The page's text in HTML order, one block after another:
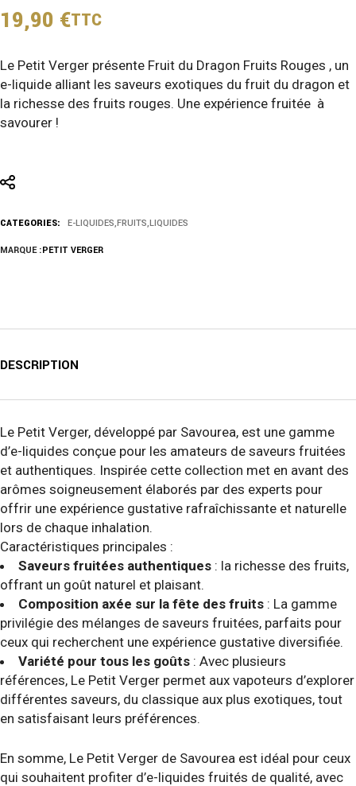
19,90 €TTC
Le Petit Verger présente Fruit du Dragon Fruits Rouges , un
e-liquide alliant les saveurs exotiques du fruit du dragon et
la richesse des fruits rouges. Une expérience fruitée à
savourer !
CATEGORIES: E-LIQUIDES, FRUITS, LIQUIDES
MARQUE :PETIT VERGER
DESCRIPTION
Le Petit Verger, développé par Savourea, est une gamme
d’e-liquides conçue pour les amateurs de saveurs fruitées
et authentiques. Inspirée cette collection met en avant des
arômes soigneusement élaborés par des experts pour
offrir une expérience gustative rafraîchissante et naturelle
lors de chaque inhalation.
Caractéristiques principales :
Saveurs fruitées authentiques : la richesse des fruits,
offrant un goût naturel et plaisant.
Composition axée sur la fête des fruits : La gamme
privilégie des mélanges de saveurs fruitées, parfaits pour
ceux qui recherchent une expérience gustative diversifiée.
Variété pour tous les goûts : Avec plusieurs
références, Le Petit Verger permet aux vapoteurs d’explorer
différentes saveurs, du classique aux plus exotiques, tout
en satisfaisant leurs préférences.
En somme, Le Petit Verger de Savourea est idéal pour ceux
qui souhaitent profiter d’e-liquides fruités de qualité, avec